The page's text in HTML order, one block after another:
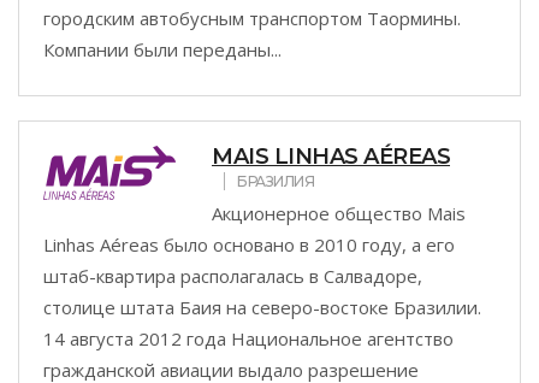
городским автобусным транспортом Таормины.
Компании были переданы...
MAIS LINHAS AÉREAS
БРАЗИЛИЯ
Акционерное общество Mais
Linhas Aéreas было основано в 2010 году, а его
штаб-квартира располагалась в Салвадоре,
столице штата Баия на северо-востоке Бразилии.
14 августа 2012 года Национальное агентство
гражданской авиации выдало разрешение